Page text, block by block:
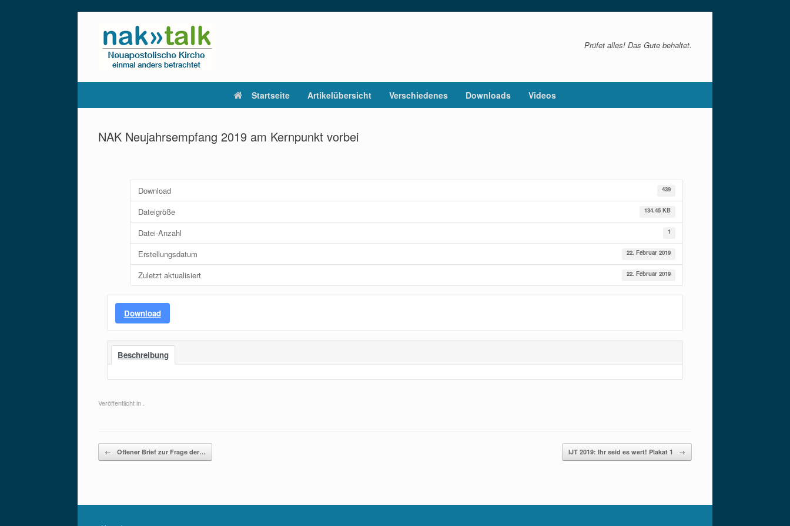
Prüfet alles! Das Gute behaltet.
Startseite Artikelübersicht Verschiedenes Downloads Videos
NAK Neujahrsempfang 2019 am Kernpunkt vorbei
Download 439
Dateigröße 134.45 KB
Datei-Anzahl 1
Erstellungsdatum 22. Februar 2019
Zuletzt aktualisiert 22. Februar 2019
Download
Beschreibung
Veröffentlicht in .
Beitragsnavigation
← Offener Brief zur Frage der… IJT 2019: Ihr seid es wert! Plakat 1 →